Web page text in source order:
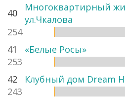
40
Многоквартирный
ул.Чкалова
254
41
«Белые Росы»
253
42
Клубный дом Dream
243